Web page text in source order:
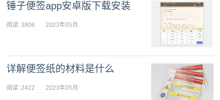
锤子便签app安卓版下载安装
阅读: 3806
2023年05月
详解便签纸的材料是什么
阅读: 2422
2023年05月